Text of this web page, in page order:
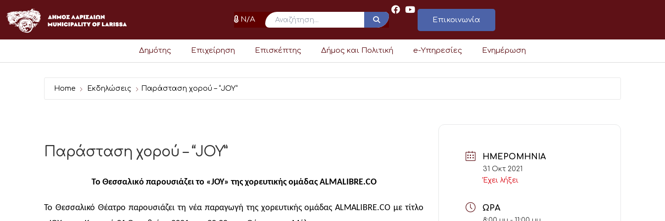
στο
περιεχόμενο
N/A Επικοινωνία
Δημότης Επιχείρηση Επισκέπτης Δήμος και Πολιτική e-Υπηρεσίες Ενημέρωση
Home Εκδηλώσεις Παράσταση χορού – “JOY”
Παράσταση χορού – “JOY”
Το Θεσσαλικό παρουσιάζει το «JOY» της χορευτικής ομάδας ALMALIBRE.CO
Το Θεσσαλικό Θέατρο παρουσιάζει τη νέα παραγωγή της χορευτικής ομάδαςALMALIBRE.CO με τίτλο
ΗΜΕΡΟΜΗΝΊΑ
31 Οκτ 2021
Έχει λήξει
ΏΡΑ